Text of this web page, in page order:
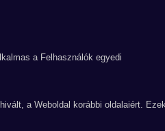
a Felhasználók egyedi
a Weboldal korábbi oldalaiért.